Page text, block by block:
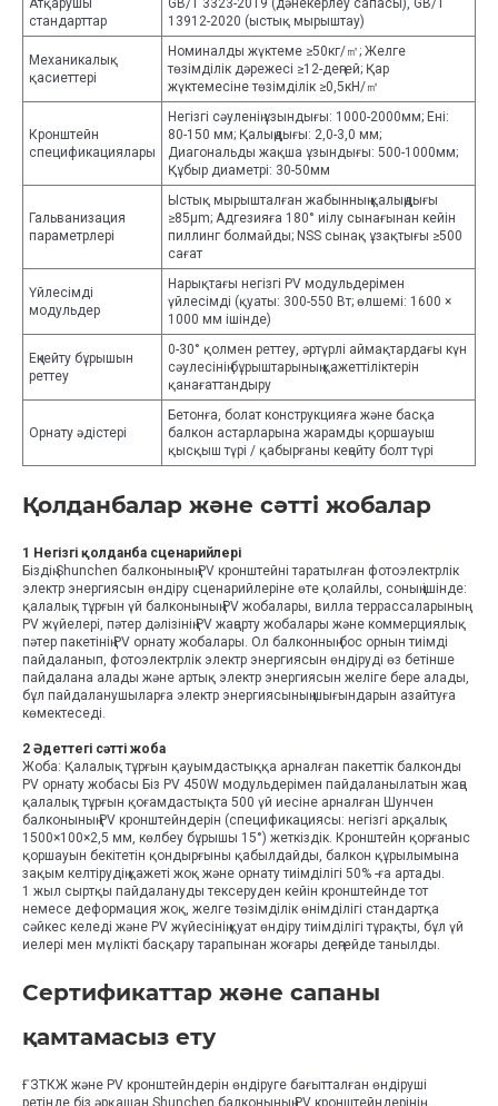
Атқарушы
стандарттар
GB/T 3323-2019 (дәнекерлеу сапасы), GB/T
13912-2020 (ыстық мырыштау)
Механикалық
қасиеттері
Номиналды жүктеме ≥50кг/㎡; Желге
төзімділік дәрежесі ≥12-деңгей; Қар
жүктемесіне төзімділік ≥0,5кН/㎡
Кронштейн
спецификациялары
Негізгі сәуленің ұзындығы: 1000-2000мм; Ені:
80-150 мм; Қалыңдығы: 2,0-3,0 мм;
Диагональды жақша ұзындығы: 500-1000мм;
Құбыр диаметрі: 30-50мм
Гальванизация
параметрлері
Ыстық мырышталған жабынның қалыңдығы
≥85μm; Адгезияға 180° иілу сынағынан кейін
пиллинг болмайды; NSS сынақ ұзақтығы ≥500
сағат
Үйлесімді
модульдер
Нарықтағы негізгі PV модульдерімен
үйлесімді (қуаты: 300-550 Вт; өлшемі: 1600 ×
1000 мм ішінде)
Еңкейту бұрышын
реттеу
0-30° қолмен реттеу, әртүрлі аймақтардағы күн
сәулесінің бұрыштарының қажеттіліктерін
қанағаттандыру
Орнату әдістері
Бетонға, болат конструкцияға және басқа
балкон астарларына жарамды қоршауыш
қысқыш түрі / қабырғаны кеңейту болт түрі
Қолданбалар және сәтті жобалар
1 Негізгі қолданба сценарийлері
Біздің Shunchen балконының PV кронштейні таратылған фотоэлектрлік
электр энергиясын өндіру сценарийлеріне өте қолайлы, соның ішінде:
қалалық тұрғын үй балконының PV жобалары, вилла террассаларының
PV жүйелері, пәтер дәлізінің PV жаңарту жобалары және коммерциялық
пәтер пакетінің PV орнату жобалары. Ол балконның бос орнын тиімді
пайдаланып, фотоэлектрлік электр энергиясын өндіруді өз бетінше
пайдалана алады және артық электр энергиясын желіге бере алады,
бұл пайдаланушыларға электр энергиясының шығындарын азайтуға
көмектеседі.
2 Әдеттегі сәтті жоба
Жоба: Қалалық тұрғын қауымдастыққа арналған пакеттік балконды
PV орнату жобасы Біз PV 450W модульдерімен пайдаланылатын жаңа
қалалық тұрғын қоғамдастықта 500 үй иесіне арналған Шунчен
балконының PV кронштейндерін (спецификациясы: негізгі арқалық
1500×100×2,5 мм, көлбеу бұрышы 15°) жеткіздік. Кронштейн қорғаныс
қоршауын бекітетін қондырғыны қабылдайды, балкон құрылымына
зақым келтірудің қажеті жоқ және орнату тиімділігі 50% -ға артады.
1 жыл сыртқы пайдалануды тексеруден кейін кронштейнде тот
немесе деформация жоқ, желге төзімділік өнімділігі стандартқа
сәйкес келеді және PV жүйесінің қуат өндіру тиімділігі тұрақты, бұл үй
иелері мен мүлікті басқару тарапынан жоғары деңгейде танылды.
Сертификаттар және сапаны
қамтамасыз ету
ҒЗТКЖ және PV кронштейндерін өндіруге бағытталған өндіруші
ретінде біз әрқашан Shunchen балконының PV кронштейндерінің